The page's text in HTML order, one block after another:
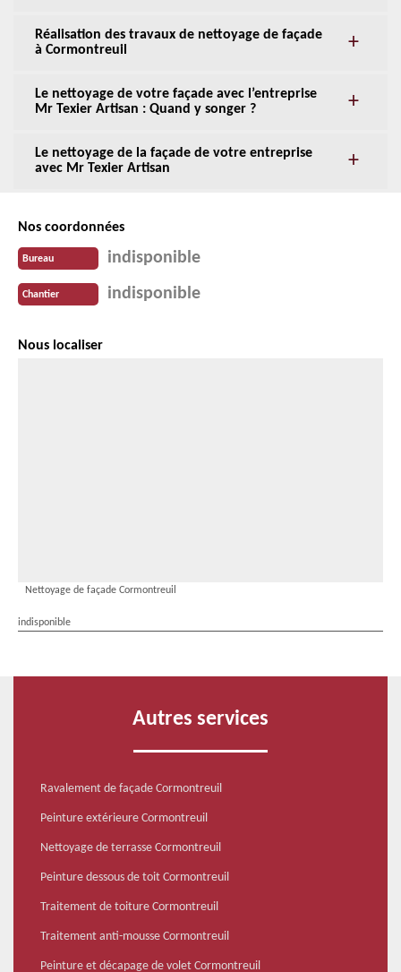
Réalisation des travaux de nettoyage de façade
à Cormontreuil
Le nettoyage de votre façade avec l’entreprise
Mr Texier Artisan : Quand y songer ?
Le nettoyage de la façade de votre entreprise
avec Mr Texier Artisan
Nos coordonnées
Bureau indisponible
Chantier indisponible
Nous localiser
Nettoyage de façade Cormontreuil
indisponible
Autres services
Ravalement de façade Cormontreuil
Peinture extérieure Cormontreuil
Nettoyage de terrasse Cormontreuil
Peinture dessous de toit Cormontreuil
Traitement de toiture Cormontreuil
Traitement anti-mousse Cormontreuil
Peinture et décapage de volet Cormontreuil